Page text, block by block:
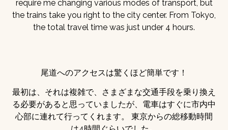
require me changing various modes of transport, but
the trains take you right to the city center. From Tokyo,
the total travel time was just under 4 hours.
尾道へのアクセスは驚くほど簡単です！
最初は、それは複雑で、さまざまな交通手段を乗り換え
る必要があると思っていましたが、電車はすぐに市内中
心部に連れて行ってくれます。 東京からの総移動時間